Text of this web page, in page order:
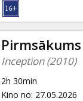
Inception (2010)
2h 30min
Kino no: 27.05.2026